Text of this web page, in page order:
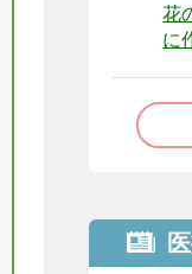
花
に